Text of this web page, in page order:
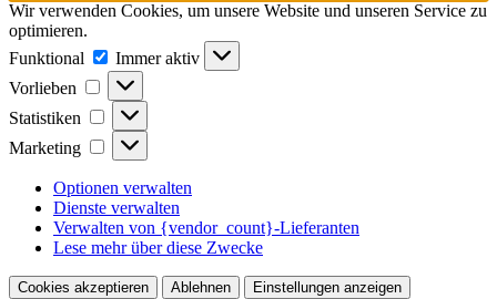
Wir verwenden Cookies, um unsere Website und unseren Service zu
optimieren.
Funktional
Funktional
Immer aktiv
Vorlieben
Vorlieben
Statistiken Statistiken
Marketing Marketing
Optionen verwalten
Dienste verwalten
Verwalten von {vendor_count}-Lieferanten
Lese mehr über diese Zwecke
Cookies akzeptieren Ablehnen
Einstellungen anzeigen